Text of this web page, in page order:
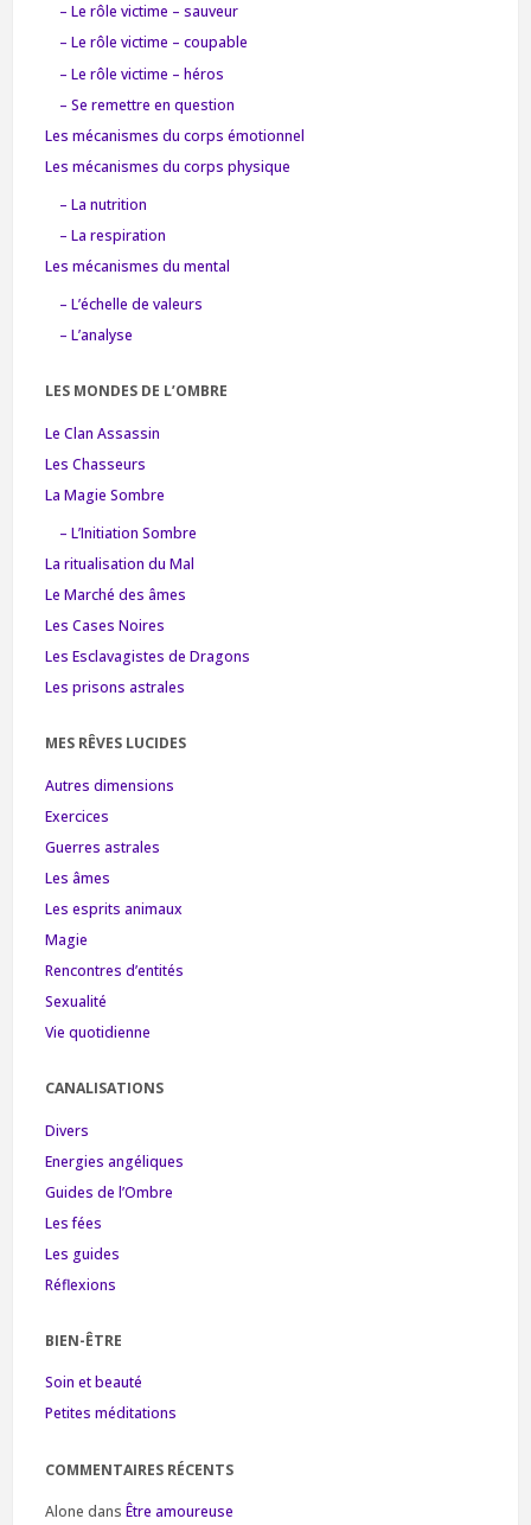
– Le rôle victime – sauveur
– Le rôle victime – coupable
– Le rôle victime – héros
– Se remettre en question
Les mécanismes du corps émotionnel
Les mécanismes du corps physique
– La nutrition
– La respiration
Les mécanismes du mental
– L’échelle de valeurs
– L’analyse
LES MONDES DE L’OMBRE
Le Clan Assassin
Les Chasseurs
La Magie Sombre
– L’Initiation Sombre
La ritualisation du Mal
Le Marché des âmes
Les Cases Noires
Les Esclavagistes de Dragons
Les prisons astrales
MES RÊVES LUCIDES
Autres dimensions
Exercices
Guerres astrales
Les âmes
Les esprits animaux
Magie
Rencontres d’entités
Sexualité
Vie quotidienne
CANALISATIONS
Divers
Energies angéliques
Guides de l’Ombre
Les fées
Les guides
Réflexions
BIEN-ÊTRE
Soin et beauté
Petites méditations
COMMENTAIRES RÉCENTS
Alone dans Être amoureuse